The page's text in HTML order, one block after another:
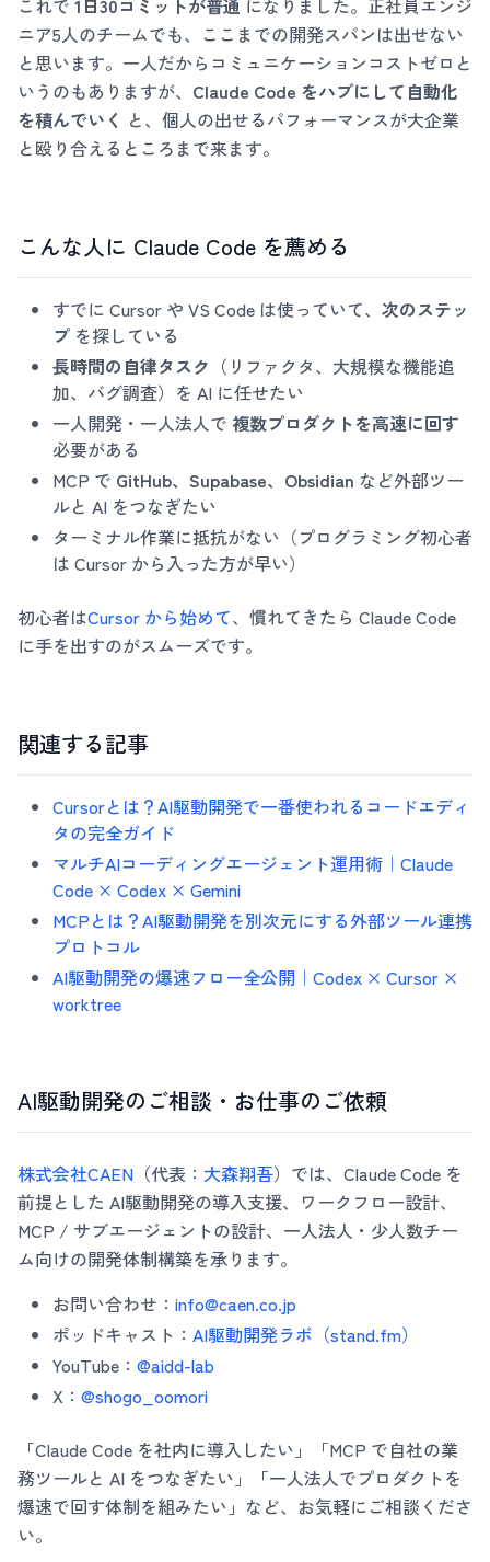
これで 1日30コミットが普通 になりました。正社員エンジ
ニア5人のチームでも、ここまでの開発スパンは出せない
と思います。一人だからコミュニケーションコストゼロと
いうのもありますが、 Claude Code をハブにして自動化
を積んでいく と、個人の出せるパフォーマンスが大企業
と殴り合えるところまで来ます。
こんな人に Claude Code を薦める
すでに Cursor や VS Code は使っていて、 次のステッ
プ を探している
長時間の自律タスク （リファクタ、大規模な機能追
加、バグ調査）を AI に任せたい
一人開発・一人法人で 複数プロダクトを高速に回す
必要がある
MCP で GitHub、Supabase、Obsidian など外部ツー
ルと AI をつなぎたい
ターミナル作業に抵抗がない（プログラミング初心者
は Cursor から入った方が早い）
初心者はCursor から始めて、慣れてきたら Claude Code
に手を出すのがスムーズです。
関連する記事
Cursorとは？AI駆動開発で一番使われるコードエディ
タの完全ガイド
マルチAIコーディングエージェント運用術｜Claude
Code × Codex × Gemini
MCPとは？AI駆動開発を別次元にする外部ツール連携
プロトコル
AI駆動開発の爆速フロー全公開｜Codex × Cursor ×
worktree
AI駆動開発のご相談・お仕事のご依頼
株式会社CAEN （代表： 大森翔吾）では、Claude Code を
前提とした AI駆動開発の導入支援、ワークフロー設計、
MCP / サブエージェントの設計、一人法人・少人数チー
ム向けの開発体制構築を承ります。
お問い合わせ： info@caen.co.jp
ポッドキャスト： AI駆動開発ラボ（stand.fm）
YouTube： @aidd-lab
X： @shogo_oomori
「Claude Code を社内に導入したい」「MCP で自社の業
務ツールと AI をつなぎたい」「一人法人でプロダクトを
爆速で回す体制を組みたい」など、お気軽にご相談くださ
い。